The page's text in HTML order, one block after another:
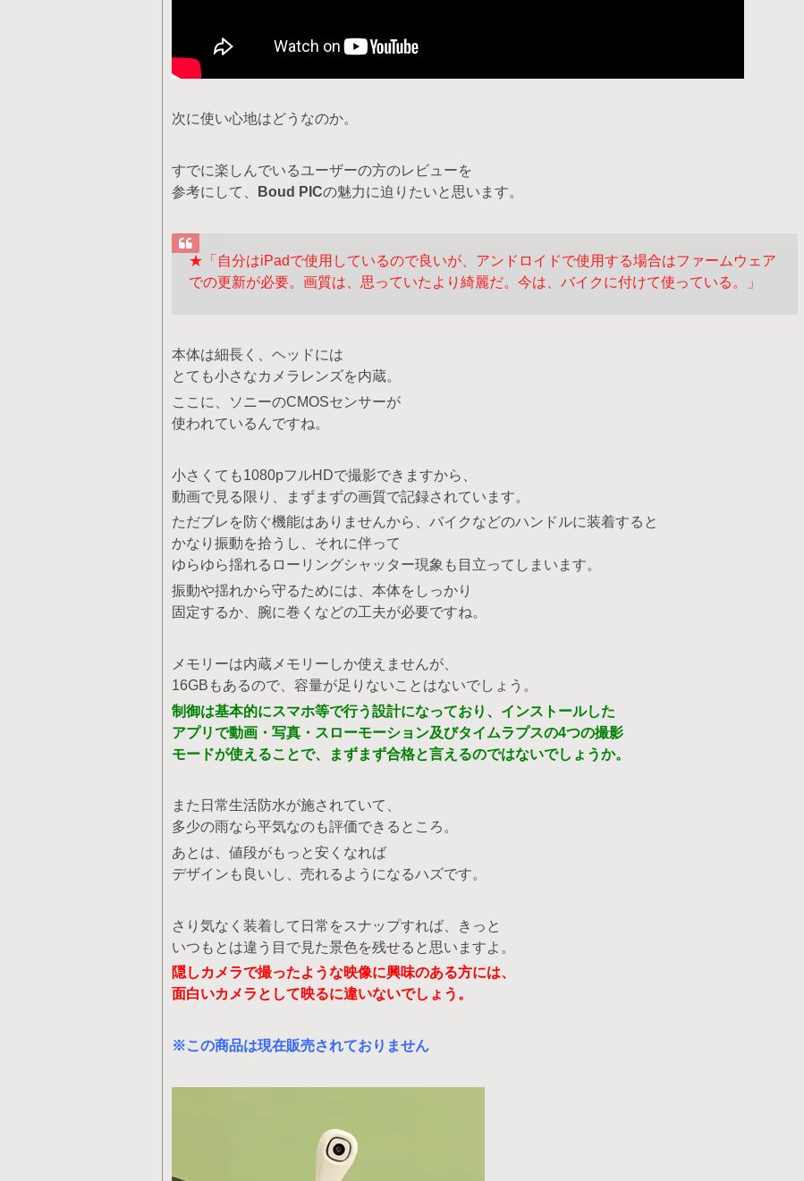
次に使い心地はどうなのか。
すでに楽しんでいるユーザーの方のレビューを
参考にして、
Boud PICの魅力に迫りたいと思います。
★「自分はiPadで使用しているので良いが、アンドロイドで使用する場合はファームウェア
での更新が必要。画質は、思っていたより綺麗だ。今は、バイクに付けて使っている。」
本体は細長く、ヘッドには
とても小さなカメラレンズを内蔵。
ここに、ソニーのCMOSセンサーが
使われているんですね。
小さくても1080pフルHDで撮影できますから、
動画で見る限り、まずまずの画質で記録されています。
ただブレを防ぐ機能はありませんから、バイクなどのハンドルに装着すると
かなり振動を拾うし、それに伴って
ゆらゆら揺れるローリングシャッター現象も目立ってしまいます。
振動や揺れから守るためには、本体をしっかり
固定するか、腕に巻くなどの工夫が必要ですね。
メモリーは内蔵メモリーしか使えませんが、
16GBもあるので、容量が足りないことはないでしょう。
制御は基本的にスマホ等で行う設計になっており、インストールした
アプリで動画・写真・スローモーション及びタイムラプスの4つの撮影
モードが使えることで、まずまず合格と言えるのではないでしょうか。
また日常生活防水が施されていて、
多少の雨なら平気なのも評価できるところ。
あとは、値段がもっと安くなれば
デザインも良いし、売れるようになるハズです。
さり気なく装着して日常をスナップすれば、きっと
いつもとは違う目で見た景色を残せると思いますよ。
隠しカメラで撮ったような映像に興味のある方には、
面白いカメラとして映るに違いないでしょう。
※この商品は現在販売されておりません